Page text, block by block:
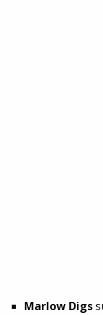
Marlow Digs